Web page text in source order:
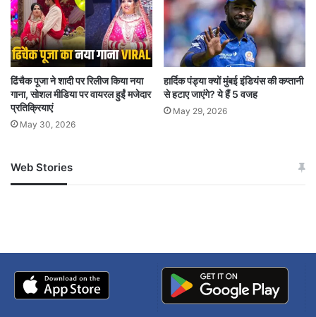
हैं. रणविजय और शुभम को अपनी भूख हड़ताल बंद करने की
सख्त सलाह दी गई है. लेकिन वे तब तक भूख हड़ताल जारी
रखने के लिए दृढ़ संकल्पित हैं, जब तक जेएनयू के कुलपति
छात्रों की मांगें पूरी नहीं कर देते.”
ये है छात्रों की मांग
प्रदर्शन में शामिल छात्रों की मांग है कि छात्रों के खिलाफ
प्रॉक्टोरियल पूछताछ बंद की जानी चाहिए, मेरिट कम मींस
फिर से बनाई जानी चाहिए. बराक छात्रावास को जल्द से
जल्द खोला जाए, जिसके खुलने का लंबे समय से इंतजार हो
ढिंचैक पूजा ने शादी पर रिलीज किया नया
गाना, सोशल मीडिया पर वायरल हुईं मजेदार
प्रतिक्रियाएं
May 30, 2026
हार्दिक पंड्या क्यों मुंबई इंडियंस की कप्तानी
से हटाए जाएंगे? ये हैं 5 वजह
May 29, 2026
Web Stories
जम्मू-कश्मीर में बारिश से
अपडेट
खाई में धक्का… आरोपियों ने